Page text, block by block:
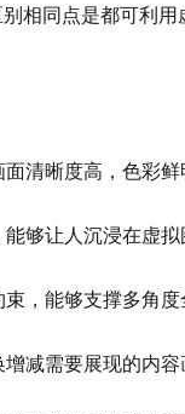
相同点是都可利
清晰度高，色彩
够让人沉浸在虚拟
，能够支撑多角
减需要展现的内